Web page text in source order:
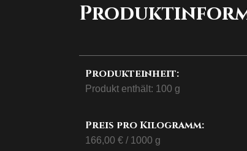
Menge
Produkteinheit:
Produkt enthält: 100 g
Preis pro Kilogramm:
166,00 €/ 1000 g